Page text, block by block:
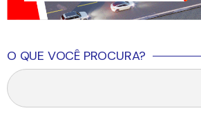
O QUE VOCÊ PROCURA?